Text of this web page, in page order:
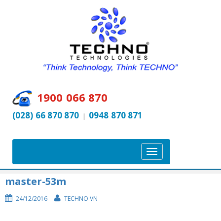
1900 066 870
(028) 66 870 870 | 0948 870 871
T
o
master-53m
24/12/2016 TECHNO VN